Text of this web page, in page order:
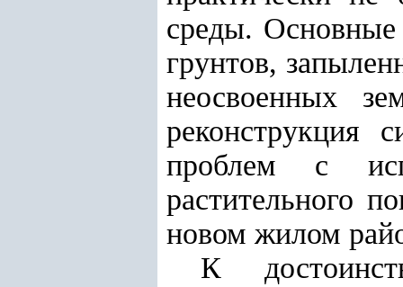
среды. Основные
грунтов,
неосвоенных
реконструкция
проблем с
растительного
новом жилом
К